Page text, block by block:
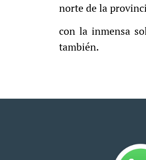
norte de la
con la inmensa
también.